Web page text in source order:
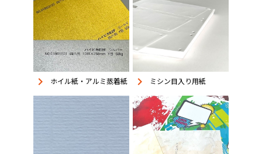
keyboard_arrow_right ホイル紙・アルミ蒸着紙 keyboard_arrow_right ミシン目入り用紙